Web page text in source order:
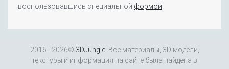
воспользовавшись специальной формой
2016 - 2026© 3DJungle. Все материалы, 3D модели,
текстуры и информация на сайте была найдена в